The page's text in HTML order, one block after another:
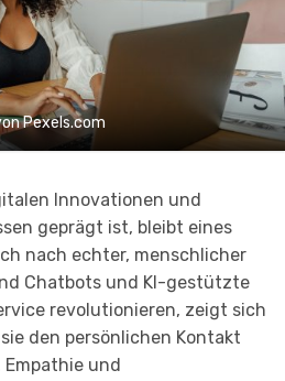
Pexels.com
Innovationen und
geprägt ist, bleibt eines
nach echter, menschlicher
Chatbots und KI-gestützte
revolutionieren, zeigt sich
den persönlichen Kontakt
und